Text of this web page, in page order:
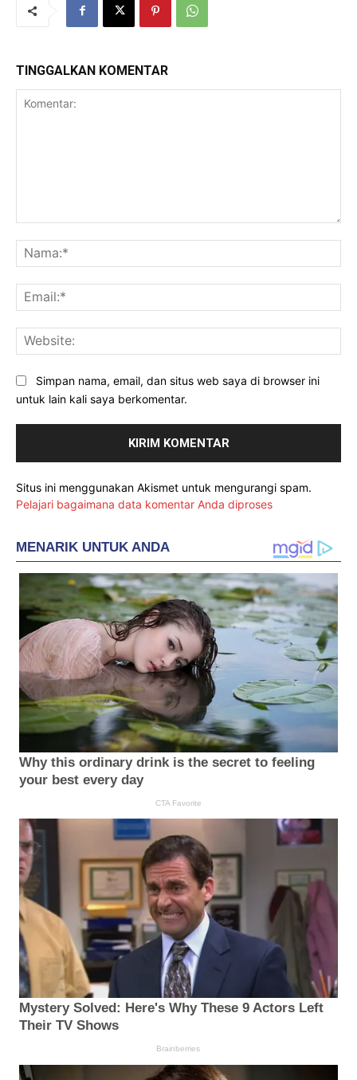
TINGGALKAN KOMENTAR
Simpan nama, email, dan situs web saya di browser ini
untuk lain kali saya berkomentar.
Situs ini menggunakan Akismet untuk mengurangi spam.
Pelajari bagaimana data komentar Anda diproses